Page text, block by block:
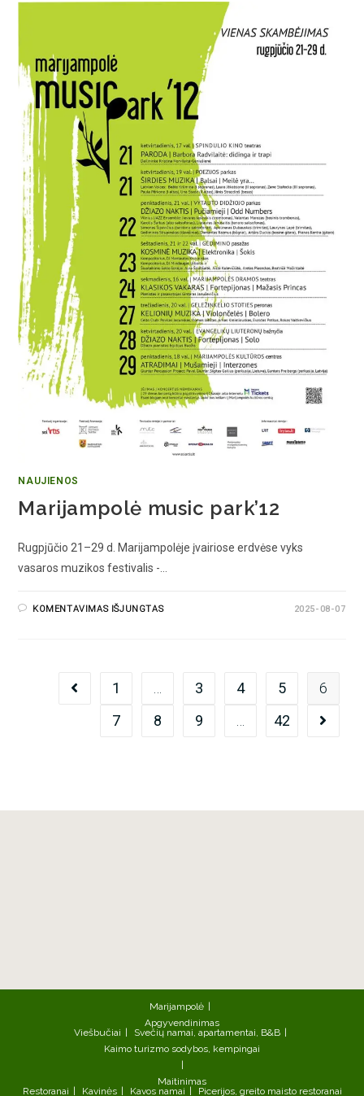
NAUJIENOS
Marijampolė music park’12
Rugpjūčio 21–29 d. Marijampolėje įvairiose erdvėse vyks
vasaros muzikos festivalis -…
KOMENTAVIMAS IŠJUNGTAS 2025-08-07
1 … 3 4 5
6
7
8 9 … 42
Marijampolė
Apgyvendinimas
Viešbučiai
Svečių namai, apartamentai, B&B
Kaimo turizmo sodybos, kempingai
Maitinimas
Restoranai
Kavinės Kavos namai Picerijos, greito maisto restoranai